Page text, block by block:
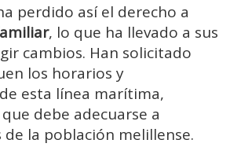
perdido así el derecho a
, lo que ha llevado a sus
cambios. Han solicitado
los horarios y
esta línea marítima,
debe adecuarse a
de la población melillense.